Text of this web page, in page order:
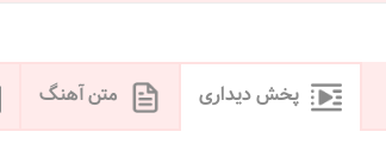
پخش دیداری متن آهنگ